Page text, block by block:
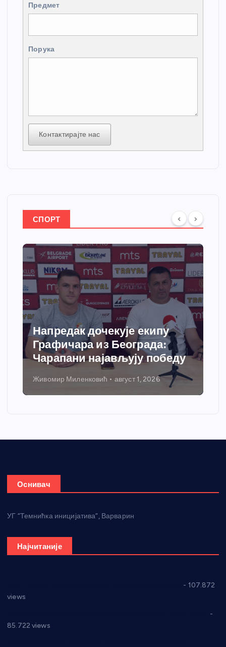
Предмет
Порука
Контактирајте нас
СПОРТ
Напредак дочекује екипу
Графичара из Београда:
Чарапани најављују победу
Живомир Миленковић август 1, 2026
Оснивач
УГ “Темнићка иницијатива”, Варварин
Најчитаније
- 107.872
views
-
85.722 views